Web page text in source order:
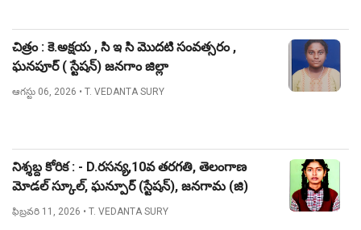
చిత్రం : కె.అక్షయ , సి ఇ సి మొదటి సంవత్సరం ,
ఘనపూర్ ( స్టేషన్) జనగాం జిల్లా
ఆగస్టు 06, 2026 • T. VEDANTA SURY
నిశ్శబ్ద కోరిక : - D.రసన్య,10వ తరగతి, తెలంగాణ
మోడల్ స్కూల్, ఘన్పూర్ (స్టేషన్), జనగామ (జి)
ఫిబ్రవరి 11, 2026 • T. VEDANTA SURY